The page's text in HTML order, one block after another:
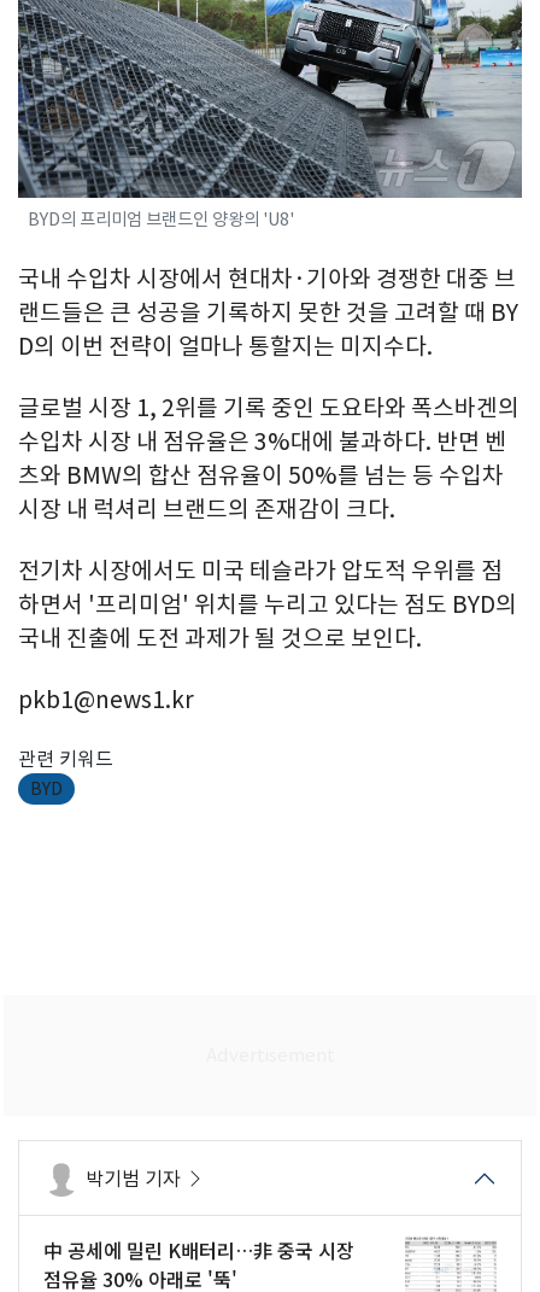
BYD의 프리미엄 브랜드인 양왕의 'U8'
국내 수입차 시장에서 현대차·기아와 경쟁한 대중 브
랜드들은 큰 성공을 기록하지 못한 것을 고려할 때 BY
D의 이번 전략이 얼마나 통할지는 미지수다.
글로벌 시장 1, 2위를 기록 중인 도요타와 폭스바겐의
수입차 시장 내 점유율은 3%대에 불과하다. 반면 벤
츠와 BMW의 합산 점유율이 50%를 넘는 등 수입차
시장 내 럭셔리 브랜드의 존재감이 크다.
전기차 시장에서도 미국 테슬라가 압도적 우위를 점
하면서 '프리미엄' 위치를 누리고 있다는 점도 BYD의
국내 진출에 도전 과제가 될 것으로 보인다.
pkb1@news1.kr
관련 키워드
BYD
박기범 기자
中 공세에 밀린 K배터리…非 중국 시장
점유율 30% 아래로 '뚝'